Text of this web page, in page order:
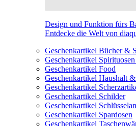
Design und Funktion fürs
Entdecke die Welt von
Geschenkartikel Bücher &
Geschenkartikel
Geschenkartikel Food
Geschenkartikel Haushalt
Geschenkartikel
Geschenkartikel Schilder
Geschenkartikel
Geschenkartikel Spardosen
Geschenkartikel